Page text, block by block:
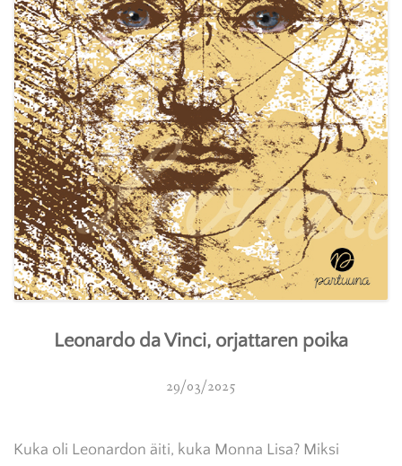
Leonardo da Vinci, orjattaren poika
29/03/2025
Kuka oli Leonardon äiti, kuka Monna Lisa? Miksi